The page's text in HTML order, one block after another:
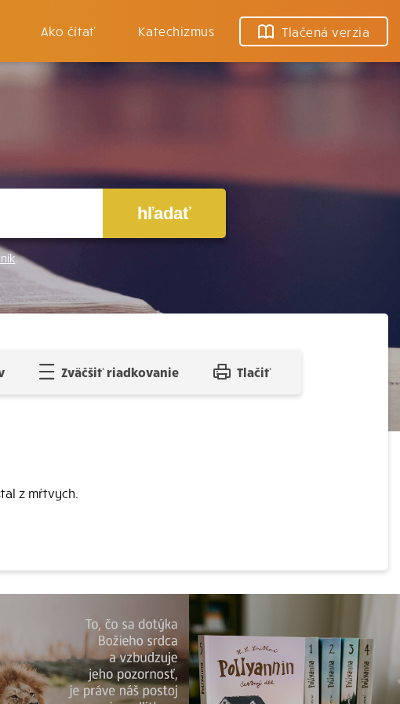
Ako čítať Katechizmus Tlačená verzia
hľadať
.
Zväčšiť riadkovanie Tlačiť
z mŕtvych.